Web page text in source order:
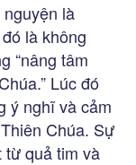
là
là không
“nâng tâm
Lúc đó
ý nghĩ và cảm
Chúa. Sự
từ quả tim và